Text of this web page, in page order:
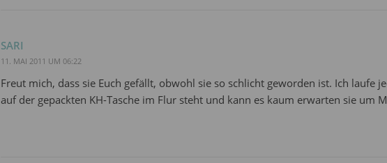
SARI
11. MAI 2011 UM 06:22
Freut mich, dass sie Euch gefällt, obwohl sie so schlicht geworden ist. Ich laufe
auf der gepackten KH-Tasche im Flur steht und kann es kaum erwarten sie um